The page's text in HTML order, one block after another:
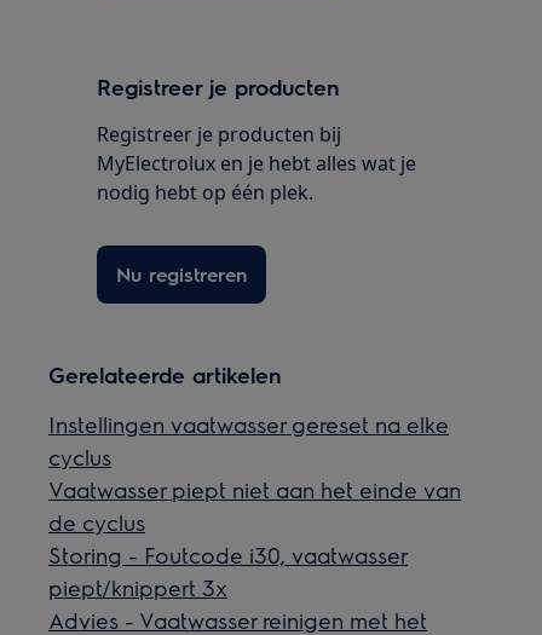
Registreer je producten
Registreer je producten bij
MyElectrolux en je hebt alles wat je
nodig hebt op één plek.
Nu registreren
Gerelateerde artikelen
Instellingen vaatwasser gereset na elke
cyclus
Vaatwasser piept niet aan het einde van
de cyclus
Storing - Foutcode i30, vaatwasser
piept/knippert 3x
Advies - Vaatwasser reinigen met het